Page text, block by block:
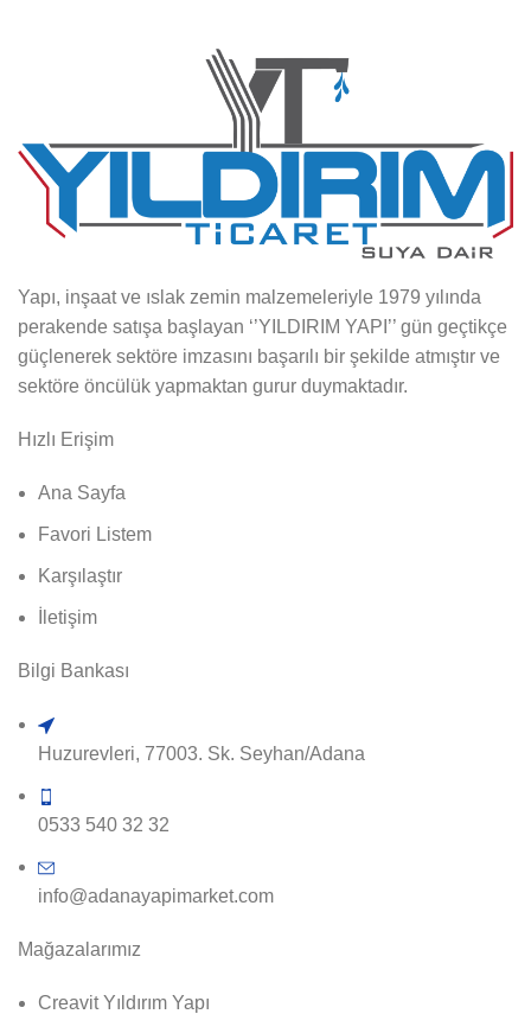
Yapı, inşaat ve ıslak zemin malzemeleriyle 1979 yılında
perakende satışa başlayan ‘’YILDIRIM YAPI’’ gün geçtikçe
güçlenerek sektöre imzasını başarılı bir şekilde atmıştır ve
sektöre öncülük yapmaktan gurur duymaktadır.
Hızlı Erişim
Ana Sayfa
Favori Listem
Karşılaştır
İletişim
Bilgi Bankası
Huzurevleri, 77003. Sk. Seyhan/Adana
0533 540 32 32
info@adanayapimarket.com
Mağazalarımız
Creavit Yıldırım Yapı